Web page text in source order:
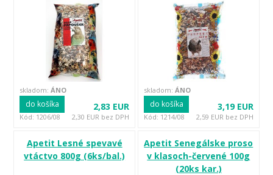
Kód: 1206/08
skladom: ÁNO
2,83 EUR
2,30 EUR bez DPH
do košíka
Kód: 1214/08
skladom: ÁNO
3,19 EUR
2,59 EUR bez DPH
do košíka
Apetit Lesné spevavé
vtáctvo 800g (6ks/bal.)
Apetit Senegálske proso
v klasoch-červené 100g
(20ks kar.)